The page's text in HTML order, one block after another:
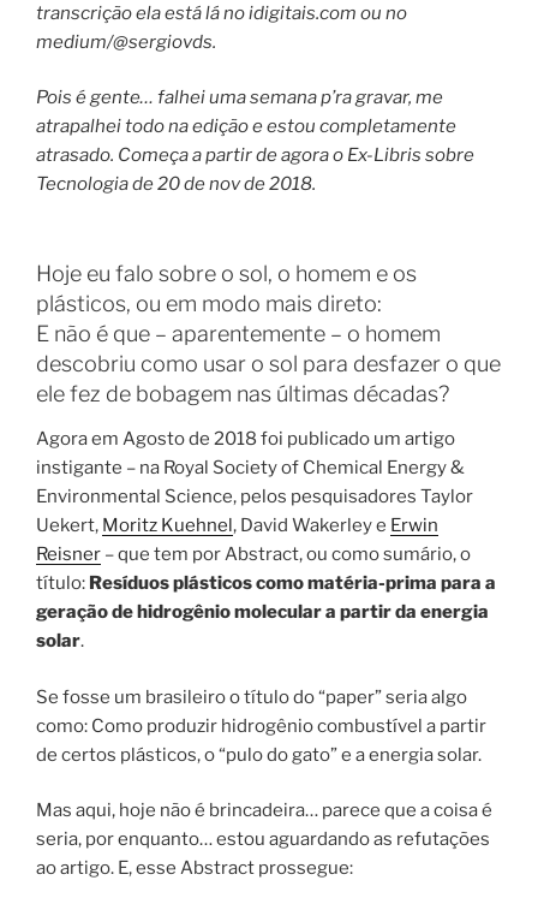
transcrição ela está lá no idigitais.com ou no
medium/@sergiovds.
Pois é gente… falhei uma semana p’ra gravar, me
atrapalhei todo na edição e estou completamente
atrasado. Começa a partir de agora o Ex-Libris sobre
Tecnologia de 20 de nov de 2018.
Hoje eu falo sobre o sol, o homem e os
plásticos, ou em modo mais direto:
E não é que – aparentemente – o homem
descobriu como usar o sol para desfazer o que
ele fez de bobagem nas últimas décadas?
Agora em Agosto de 2018 foi publicado um artigo
instigante – na Royal Society of Chemical Energy &
Environmental Science, pelos pesquisadores Taylor
Uekert, Moritz Kuehnel, David Wakerley e Erwin
Reisner – que tem por Abstract, ou como sumário, o
título: Resíduos plásticos como matéria-prima para a
geração de hidrogênio molecular a partir da energia
solar.
Se fosse um brasileiro o título do “paper” seria algo
como: Como produzir hidrogênio combustível a partir
de certos plásticos, o “pulo do gato” e a energia solar.
Mas aqui, hoje não é brincadeira… parece que a coisa é
seria, por enquanto… estou aguardando as refutações
ao artigo. E, esse Abstract prossegue: